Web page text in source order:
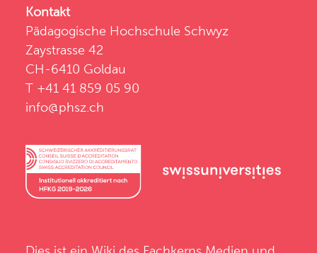
Kontakt
Pädagogische Hochschule Schwyz
Zaystrasse 42
CH-6410 Goldau
T +41 41 859 05 90
info@phsz.ch